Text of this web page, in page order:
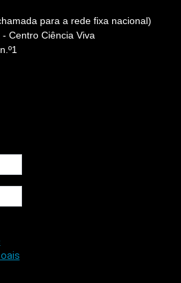
para a rede fixa nacional)
Centro Ciência Viva